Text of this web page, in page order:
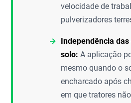
velocidade de
pulverizadores
Independência
solo: A aplicação
mesmo quando o
encharcado após
em que tratores